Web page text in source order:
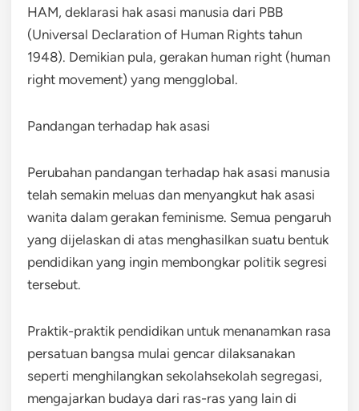
HAM, deklarasi hak asasi manusia dari PBB
(Universal Declaration of Human Rights tahun
1948). Demikian pula, gerakan human right (human
right movement) yang mengglobal.
Pandangan terhadap hak asasi
Perubahan pandangan terhadap hak asasi manusia
telah semakin meluas dan menyangkut hak asasi
wanita dalam gerakan feminisme. Semua pengaruh
yang dijelaskan di atas menghasilkan suatu bentuk
pendidikan yang ingin membongkar politik segresi
tersebut.
Praktik-praktik pendidikan untuk menanamkan rasa
persatuan bangsa mulai gencar dilaksanakan
seperti menghilangkan sekolahsekolah segregasi,
mengajarkan budaya dari ras-ras yang lain di